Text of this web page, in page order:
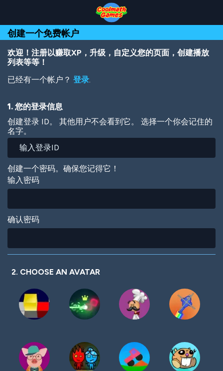
Top
of
Page
Navigation
Main
Content
Footer
到
主
要
内
容
创建一个免费帐户
欢迎！注册以赚取XP，升级，自定义您的页面，创建播放
列表等等！
已经有一个帐户？ 登录.
1. 您的登录信息
创建登录 ID。 其他用户不会看到它。 选择一个你会记住的
名字。
创建一个密码。确保您记得它！
输入密码
确认密码
2. CHOOSE AN AVATAR